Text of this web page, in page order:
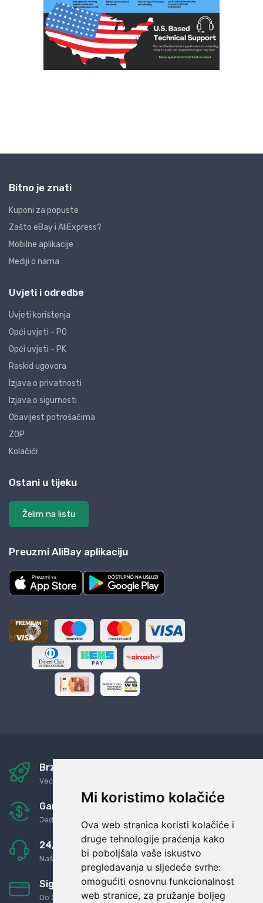
Mi koristimo kolačiće
Ova web stranica koristi kolačiće i
druge tehnologije praćenja kako
bi poboljšala vaše iskustvo
pregledavanja u sljedeće svrhe:
omogućiti osnovnu funkcionalnost
web stranice, za pružanje boljeg
Bitno je znati
Kuponi za popuste
Zašto eBay i AliExpress?
Mobilne aplikacije
Mediji o nama
Uvjeti i odredbe
Uvjeti korištenja
Opći uvjeti - PO
Opći uvjeti - PK
Raskid ugovora
Izjava o privatnosti
Izjava o sigurnosti
Obavijest potrošačima
ZOP
Kolačići
Ostani u tijeku
Želim na listu
Preuzmi AliBay aplikaciju
Brza i sigurna dostava
Već za nekoliko dana kod vas
Garancija u povrat novaca
Jednostavno pravilo: Roba za novac
24/7 odlična podrška
Naši agenti uvijek na raspolaganju
Sigurno obročno plaćanje
Do 24 rata bez kamata